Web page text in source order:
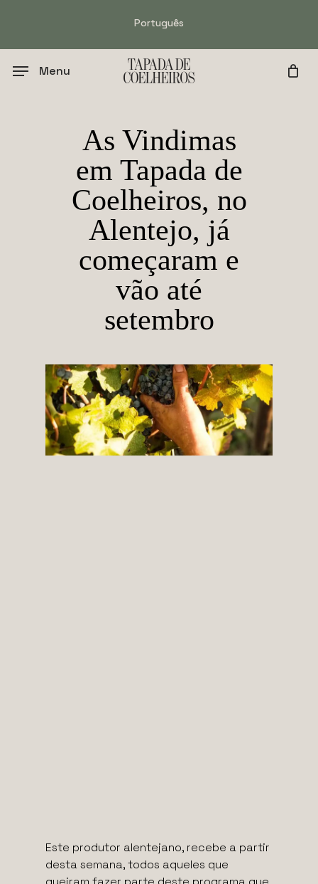
Português
Menu
As Vindimas
em Tapada de
Coelheiros, no
Alentejo, já
começaram e
vão até
setembro
Este produtor alentejano, recebe a partir
desta semana, todos aqueles que